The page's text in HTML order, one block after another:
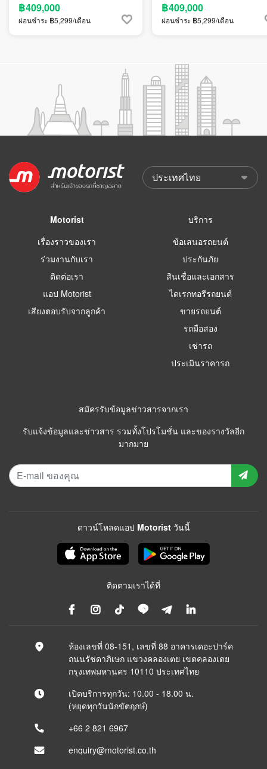
฿409,000
ผ่อนชำระ ฿5,299/เดือน
฿409,000
ผ่อนชำระ ฿5,299/เดือน
Motorist
เรื่องราวของเรา
ร่วมงานกับเรา
ติดต่อเรา
แอป Motorist
เสียงตอบรับจากลูกค้า
บริการ
ข้อเสนอรถยนต์
ประกันภัย
สินเชื่อและเอกสาร
ไดเรกทอรีรถยนต์
ขายรถยนต์
รถมือสอง
เช่ารถ
ประเมินราคารถ
สมัครรับข้อมูลข่าวสารจากเรา
รับแจ้งข้อมูลและข่าวสาร รวมทั้งโปรโมชั่น และของรางวัลอีก
มากมาย
ดาวน์โหลดแอป Motorist วันนี้
ติดตามเราได้ที่
ห้องเลขที่ 08-151, เลขที่ 88 อาคารเดอะปาร์ค
ถนนรัชดาภิเษก แขวงคลองเตย เขตคลองเตย
กรุงเทพมหานคร 10110 ประเทศไทย
เปิดบริการทุกวัน: 10.00 - 18.00 น.
(หยุดทุกวันนักขัตฤกษ์)
+66 2 821 6967
enquiry@motorist.co.th